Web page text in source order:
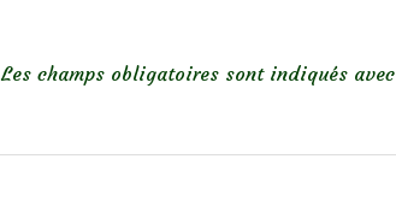
Les champs obligatoires sont indiqués avec